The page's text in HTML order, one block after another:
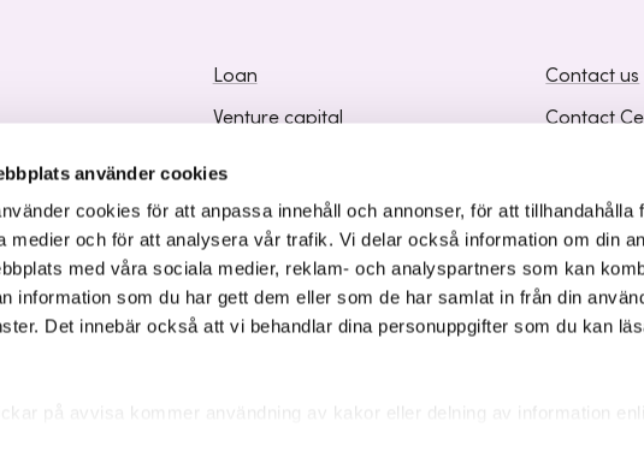
använder cookies
cookies för att anpassa innehåll och annonser, för att tillhandahålla
medier och för att analysera vår trafik. Vi delar också information om din
med våra sociala medier, reklam- och analyspartners som kan
information som du har gett dem eller som de har samlat in från din
Det innebär också att vi behandlar dina personuppgifter som du kan
på avvisa kommer användning av kakor eller delning av information
Loan
Venture capital
Knowledge and Inspiration
Contact us
Contact
Supplier